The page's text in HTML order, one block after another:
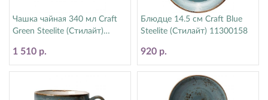
Чашка чайная 340 мл Craft
Green Steelite (Стилайт)
1 510 р.
Блюдце 14.5 см Craft Blue
Steelite (Стилайт) 11300158
920 р.